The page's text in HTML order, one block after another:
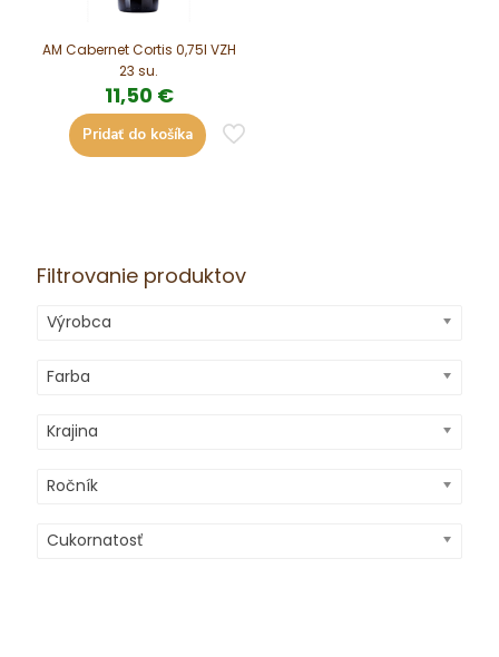
AM Cabernet Cortis 0,75l VZH
23 su.
11,50 €
Pridať do košíka
Filtrovanie produktov
Výrobca
Farba
Krajina
Ročník
Cukornatosť